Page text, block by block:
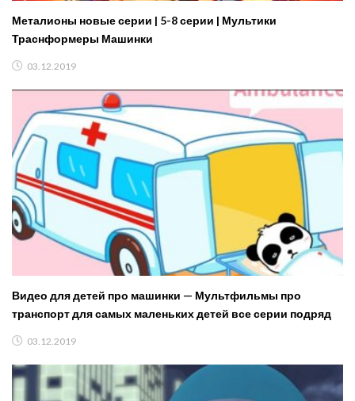
Металионы новые серии | 5-8 серии | Мультики
Траснформеры Машинки
03.12.2019
Видео для детей про машинки — Мультфильмы про
транспорт для самых маленьких детей все серии подряд
03.12.2019